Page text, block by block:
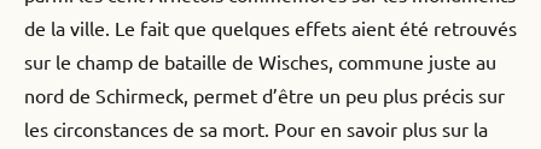
de la ville. Le fait que quelques effets aient été retrouvés
sur le champ de bataille de Wisches, commune juste au
nord de Schirmeck, permet d’être un peu plus précis sur
les circonstances de sa mort. Pour en savoir plus sur la